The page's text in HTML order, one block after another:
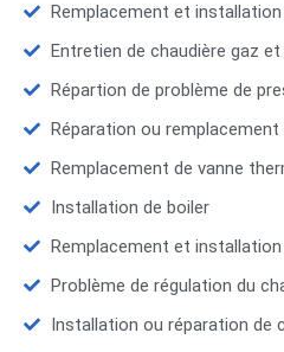
Remplacement et
Entretien de chaudière gaz
Répartion de problème de
Réparation ou remplacement
Remplacement de vanne
Installation de boiler
Remplacement et
Problème de régulation du
Installation ou réparation de